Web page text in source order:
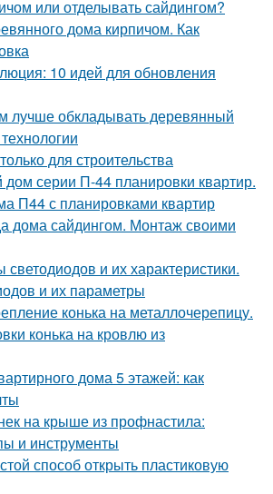
или отделывать сайдингом?
дома кирпичом. Как
10 идей для обновления
лучше обкладывать деревянный
для строительства
серии П-44 планировки квартир.
П44 с планировками квартир
дома сайдингом. Монтаж своими
и их характеристики.
и их параметры
конька на металлочерепицу.
конька на кровлю из
дома 5 этажей: как
на крыше из профнастила:
и инструменты
способ открыть пластиковую